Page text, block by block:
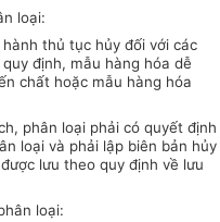
loại:
thủ tục hủy đối với các
định, mẫu hàng hóa dễ
chất hoặc mẫu hàng hóa
phân loại phải có quyết định
loại và phải lập biên bản hủy
lưu theo quy định về lưu
loại: